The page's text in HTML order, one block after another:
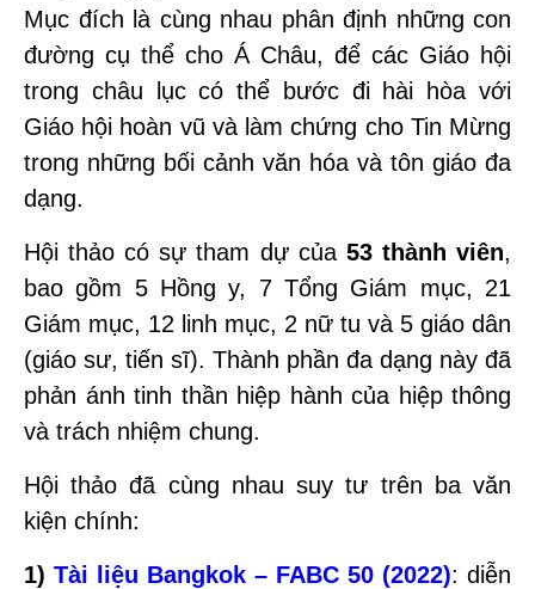
Mục đích là cùng nhau phân định những con
đường cụ thể cho Á Châu, để các Giáo hội
trong châu lục có thể bước đi hài hòa với
Giáo hội hoàn vũ và làm chứng cho Tin Mừng
trong những bối cảnh văn hóa và tôn giáo đa
dạng.
Hội thảo có sự tham dự của 53 thành viên,
bao gồm 5 Hồng y, 7 Tổng Giám mục, 21
Giám mục, 12 linh mục, 2 nữ tu và 5 giáo dân
(giáo sư, tiến sĩ). Thành phần đa dạng này đã
phản ánh tinh thần hiệp hành của hiệp thông
và trách nhiệm chung.
Hội thảo đã cùng nhau suy tư trên ba văn
kiện chính:
1) Tài liệu Bangkok – FABC 50 (2022): diễn